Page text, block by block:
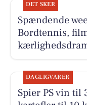
DET SKER
Spændende
Bordtennis,
DAGLIGVARER
Spier PS vin til